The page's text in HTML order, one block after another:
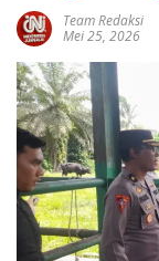
Team Redaksi
Mei 25, 2026